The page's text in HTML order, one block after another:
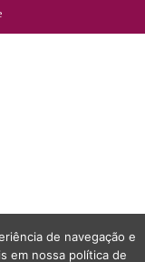
de navegação e
em nossa política de